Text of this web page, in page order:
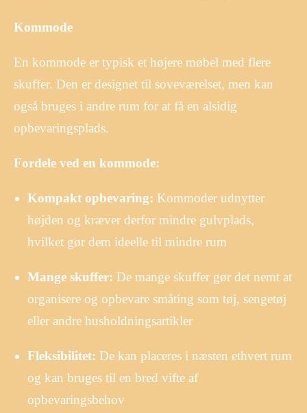
Kommode
En kommode er typisk et højere møbel med flere
skuffer. Den er designet til soveværelset, men kan
også bruges i andre rum for at få en alsidig
opbevaringsplads.
Fordele ved en kommode:
Kompakt opbevaring:Kommoder udnytter
højden og kræver derfor mindre gulvplads,
hvilket gør dem ideelle til mindre rum
Mange skuffer:De mange skuffer gør det nemt at
organisere og opbevare småting som tøj, sengetøj
eller andre husholdningsartikler
Fleksibilitet:De kan placeres i næsten ethvert rum
og kan bruges til en bred vifte af
opbevaringsbehov